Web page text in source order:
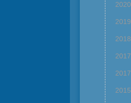
2020
2019
2018
2017
2017
2015